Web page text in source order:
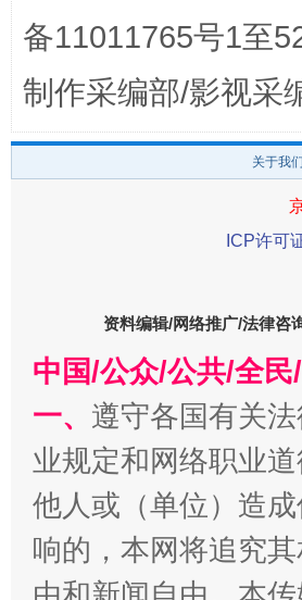
东山县通报“牛蛙产品抗生素超标问
千年窑火 生生不息
备11011765号1至
制作采编部/影视采
关于我们
ICP许可
资料编辑/网络推广/法律咨
中国/公众/公共/全
一、 遵守各国有关
业规定和网络职业
他人或（单位）造
响的，本网将追究